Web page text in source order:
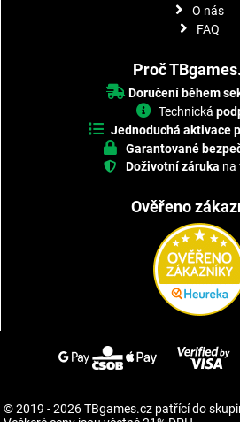
O nás
FAQ
Proč
Doručení během
Technická
Jednoduchá aktivace
Garantované
Doživotní záruka na
Ověřeno
© 2019 - 2026 TBgames.cz patřící do